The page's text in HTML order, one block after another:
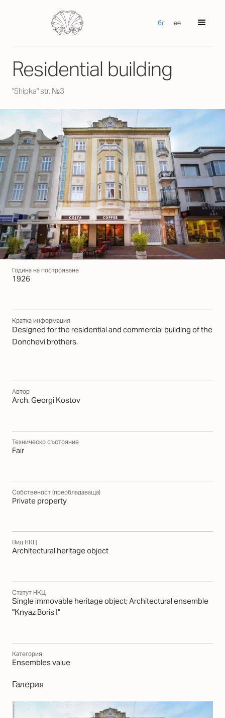
бг en
Residential building
"Shipka" str. №3
Година на построяване
1926
Кратка информация
Designed for the residential and commercial building of the
Donchevi brothers.
Автор
Arch. Georgi Kostov
Техническо състояние
Fair
Собственост (преобладаваща)
Private property
Вид НКЦ
Architectural heritage object
Статут НКЦ
Single immovable heritage object; Architectural ensemble
"Knyaz Boris I"
Категория
Еnsembles value
Галерия